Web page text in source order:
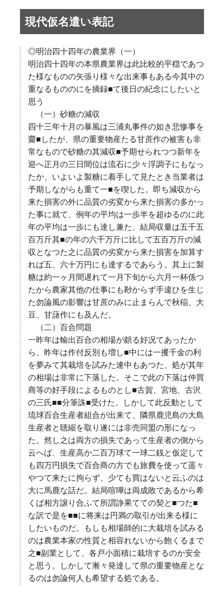
現代仮名遣い表記
◎明治四十四年の農業界（一）
明治四十四年の本県農業界は此比較的平穏であつ
た様なものの矢張り様々な出来事もある今其中の
重なるもののにを摘録■て後日の紀念にしたいと
思う
（一）砂糖の減収
四十三年十月の暴風は三浦丸事件の如き悲惨事を
齎■したが、県の重要物産たる甘蔗作の被害も非
常なもので砂糖の其減収■予期せられつつ新年を
迎へ正月の三日間位は流石に少々浮調子にもなっ
たか、いよいよ製糖に着手して見たとき当業者は
予期しながらも重て一■を喫した。即ち減収から
来た損害の外に品質の劣変から来た損害の多かっ
た事に就て、例年の平均は一歩半を超ゆるのに此
年の平均は一歩にも達し兼た、結局収量は五千五
百万斤其■の年の六千万斤に比して五百万斤の減
収となつた之に品質の劣変から来た損害を加算す
れば五、六十万円にも達するであらう。其上に製
糖は約一ヶ月間遅れて一月下旬から六月一杯係つ
たから農家其他の仕事にも尠からず手違ひを生じ
た勿論風の影響は甘蔗のみに止まらんで秋稲、大
豆、甘藷作にも及んだ。
（二）百合問題
一昨年は輸出百合の相場が頗る好况てあったか
ら、昨年は作付反別も増し■中には一攫千金の利
を夢みて其栽培を試みた連中もあつた、処が其年
の相場は非常に下落した。そこで此の下落は仲買
商等の好手段によるものとし■古賀、宮地、古沢
の三氏■■分筆誅■受けた。しかして此反動として
琉球百合生産者組合が出来て、隣県鹿児島の大島
生産者と聴縮を取り遂には非売同盟の形になっ
た。然し之は両方の損失であって生産者の側から
云へば、生産高か二百万球て一球二銭と仮定して
も四万円損失で百合商の方でも旅費を使って遥々
やつて来たに拘らず、少ても買はないと云ふのは
大に馬鹿な話だ。結局喧嘩は両成敗であるから希
くば相方譲り合ふて所謂諍果てての契と■つた■
な訳で是を■■に将来は円満の取引が出来る様に
したいものだ。もしも相場師的に大栽培を試みる
のは農業本家の性質と相容れないから飽くるまで
之■副業として、各戸小面積に栽培するのか安全
と思う。しかして漸々発達して県の重要物産とな
るのは勿論何人も希望する処である。